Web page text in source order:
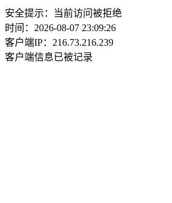
安全提示：当前访问被拒绝
时间：2026-08-07 23:09:26
客户端IP：216.73.216.239
客户端信息已被记录